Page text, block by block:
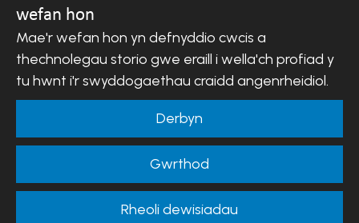
Hawlfraint © 2007-2026 Esgobaeth Llandaf.
Cedwir pob hawl.
Mae Bwrdd Cyllid Esgobaeth Llandaf yn gwmni sydd
wedi'i gofrestru yng Nghymru a Lloegr.
Rhif cwmni: 488549 | Rhif elusen gofrestredig:
Telerau ac Amodau Gwefan|Cwcis|Cefnogaeth o
Hysbysiad preifatrwydd|Datganiad
Hygyrchedd
wefan hon
Mae'r wefan hon yn defnyddio cwcis a
thechnolegau storio gwe eraill i wella'ch profiad y
tu hwnt i'r swyddogaethau craidd angenrheidiol.
Derbyn
Gwrthod
Rheoli dewisiadau